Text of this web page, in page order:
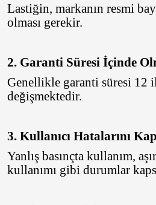
Lastiğin, markanın resmi
olması gerekir.
2. Garanti Süresi İçinde
Genellikle garanti süresi 12
değişmektedir.
3. Kullanıcı Hatalarını
Yanlış basınçta kullanım,
kullanımı gibi durumlar
Linglong
Megatork
Mesalas
Milestone
Nankang